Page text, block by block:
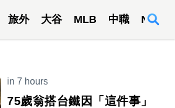
旅外 大谷 MLB 中職 NBA
in 7 hours
75歲翁搭台鐵因「這件事」